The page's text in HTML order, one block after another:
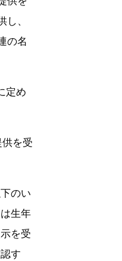
し、
の名
定め
を受
のい
生年
を受
す